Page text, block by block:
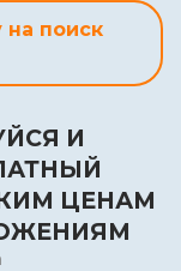
на поиск
И
ЦЕНАМ